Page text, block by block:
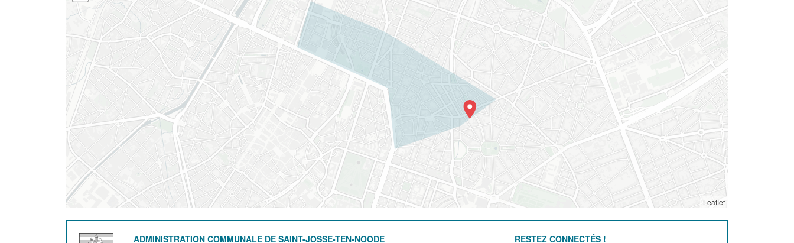
Leaflet
ADMINISTRATION COMMUNALE DE SAINT-JOSSE-TEN-NOODE RESTEZ CONNECTÉS !